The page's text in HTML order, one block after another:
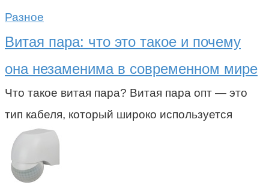
Разное
Витая пара: что это такое и почему
она незаменима в современном мире
Что такое витая пара? Витая пара опт — это
тип кабеля, который широко используется